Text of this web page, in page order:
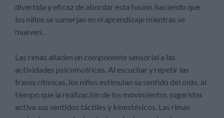
divertida y eficaz de abordar esta fusión, haciendo que
los niños se sumerjan en el aprendizaje mientras se
mueven.
Las rimas añaden un componente sensorial a las
actividades psicomotrices. Al escuchar y repetir las
frases rítmicas, los niños estimulan su sentido del oído, al
tiempo que la realización de los movimientos sugeridos
activa sus sentidos táctiles y kinestésicos. Las rimas